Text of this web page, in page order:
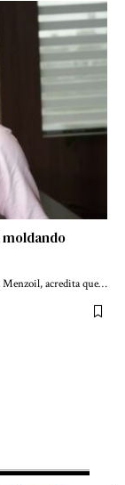
moldando
Menzoil, acredita que…